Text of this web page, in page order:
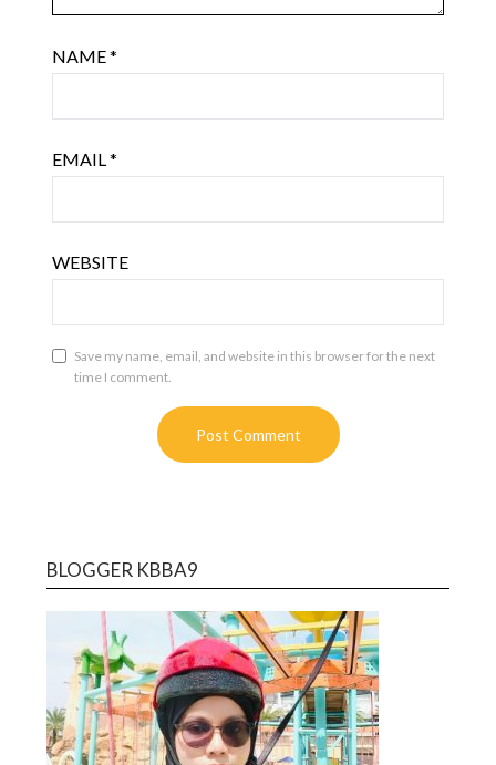
NAME*
EMAIL*
WEBSITE
Save my name, email, and website in this browser for the next
time I comment.
BLOGGER KBBA9